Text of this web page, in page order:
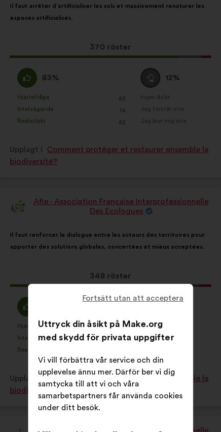
i
förslaget:
Il faut arrêter d’artificialiser les sols et massivement renaturer les
espaces artificialisés.
Det
här
370 röster
på:
Jag
håller
med
:
83%
betecknats
som:
Hjärtefråga
: 83
gånger
Intetsägande
: 14
gånger
Realistiskt
: 82
gånger
Jag
är
neutral
:
12%
betecknats
Ingen åsikt
:gånger
Jag förstår inte
:gånger
Jag bryr mig inte
:gånger
Upplagt i
Comment protéger et restaurer ensemble la
biodiversité?
Förslag
Afie - Association Française Interprofessionnelle
Des Ecologues
i
förslaget:
Il faut renforcer le dialogue entre les acteurs des territoires pour
apporter des solutions globales, concertées et mieux acceptées.
Det
förslaget
fått:
348 röster
på:
Jag
håller
med
:
förslaget
betecknats
som:
Hjärtefråga
: 40
gånger
Intetsägande
: 33
gånger
Realistiskt
:gånger
Jag
neutral
:
här
förslaget
har
som:
Ingen åsikt
:gånger
Jag förstår inte
:gånger
Upplagt i Comment protéger et restaurer ensemble la
biodiversité?
Fortsätt utan att acceptera
Uttryck din åsikt på Make.org
med skydd för privata uppgifter
Vi vill förbättra vår service och din
upplevelse ännu mer. Därför ber vi dig
samtycka till att vi och våra
samarbetspartners får använda cookies
under ditt besök.